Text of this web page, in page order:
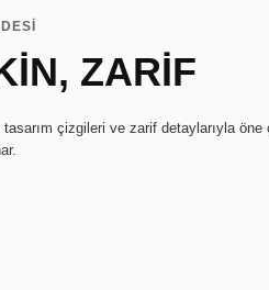
ZARİF
çizgileri ve zarif detaylarıyla öne